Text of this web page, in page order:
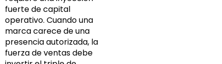
fuerte de capital
operativo. Cuando una
marca carece de una
presencia autorizada, la
fuerza de ventas debe